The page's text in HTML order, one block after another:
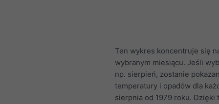
Ten wykres koncentruje się
wybranym miesiącu. Jeśli
np. sierpień, zostanie
temperatury i opadów dla
sierpnia od 1979 roku. Dzięki